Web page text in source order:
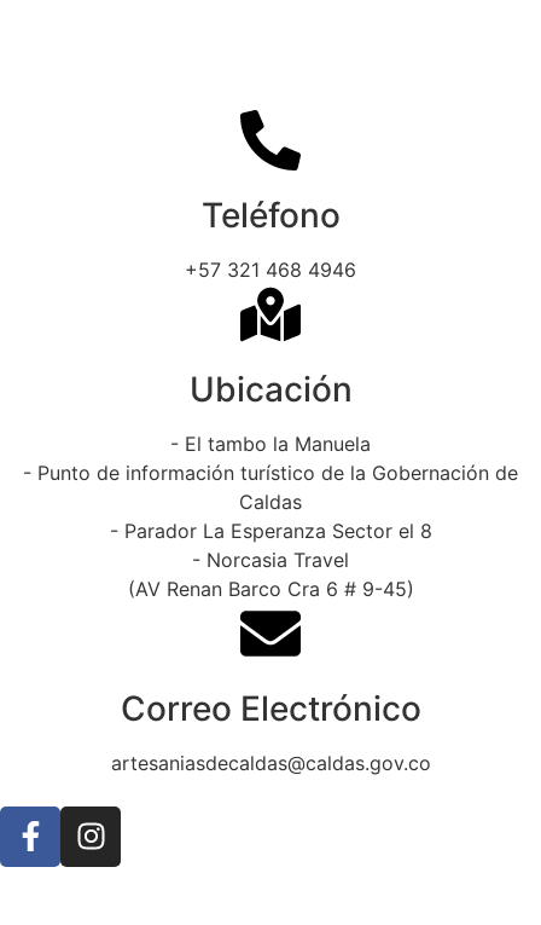
Teléfono
+57 321 468 4946
Ubicación
- El tambo la Manuela
- Punto de información turístico de la Gobernación de
Caldas
- Parador La Esperanza Sector el 8
- Norcasia Travel
(AV Renan Barco Cra 6 # 9-45)
Correo Electrónico
artesaniasdecaldas@caldas.gov.co